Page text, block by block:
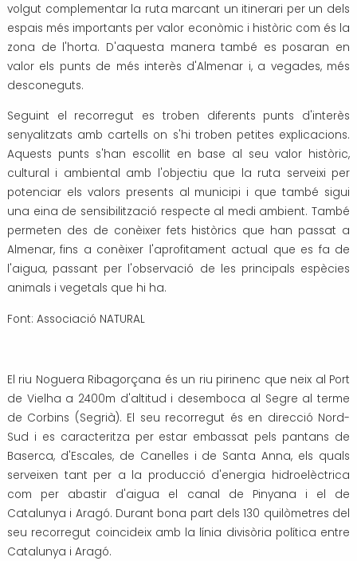
volgut complementar la ruta marcant un itinerari per un dels
espais més importants per valor econòmic i històric com és la
zona de l'horta. D'aquesta manera també es posaran en
valor els punts de més interès d'Almenar i, a vegades, més
desconeguts.
Seguint el recorregut es troben diferents punts d'interès
senyalitzats amb cartells on s'hi troben petites explicacions.
Aquests punts s'han escollit en base al seu valor històric,
cultural i ambiental amb l'objectiu que la ruta serveixi per
potenciar els valors presents al municipi i que també sigui
una eina de sensibilització respecte al medi ambient. També
permeten des de conèixer fets històrics que han passat a
Almenar, fins a conèixer l'aprofitament actual que es fa de
l'aigua, passant per l'observació de les principals espècies
animals i vegetals que hi ha.
Font: Associació NATURAL
El riu Noguera Ribagorçana és un riu pirinenc que neix al Port
de Vielha a 2400m d'altitud i desemboca al Segre al terme
de Corbins (Segrià). El seu recorregut és en direcció Nord-
Sud i es caracteritza per estar embassat pels pantans de
Baserca, d'Escales, de Canelles i de Santa Anna, els quals
serveixen tant per a la producció d'energia hidroelèctrica
com per abastir d'aigua el canal de Pinyana i el de
Catalunya i Aragó. Durant bona part dels 130 quilòmetres del
seu recorregut coincideix amb la línia divisòria política entre
Catalunya i Aragó.